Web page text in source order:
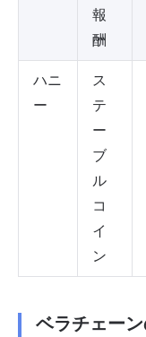
報
酬
ハニ
ー
ス
テ
ー
ブ
ル
コ
イ
ン
ベラチェー